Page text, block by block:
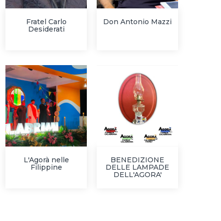
Fratel Carlo
Desiderati
Don Antonio Mazzi
L'Agorà nelle
Filippine
BENEDIZIONE
DELLE LAMPADE
DELL'AGORA'